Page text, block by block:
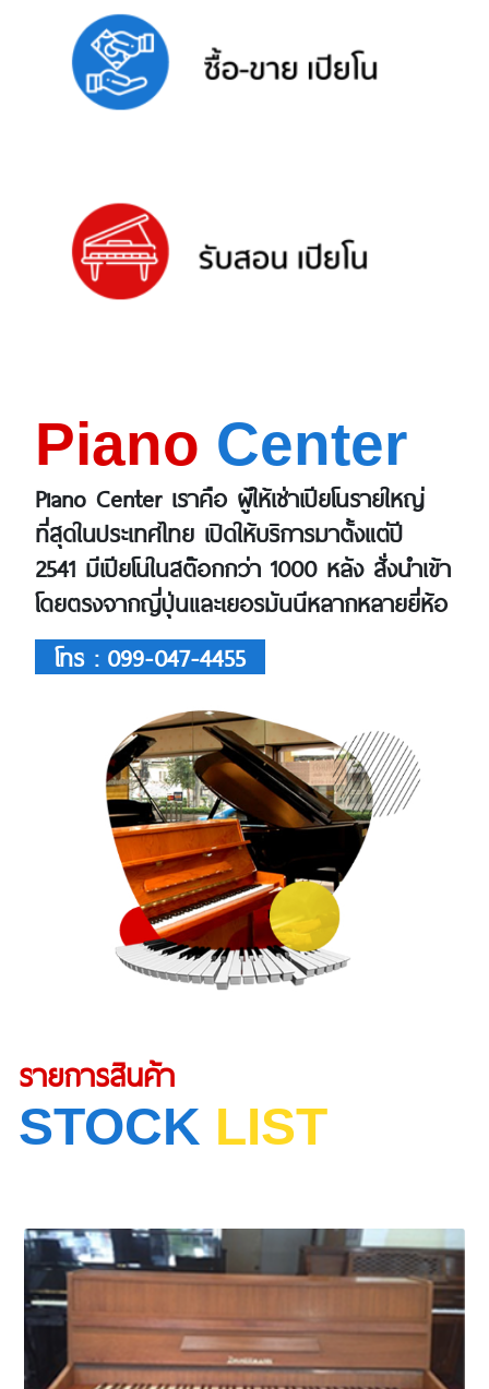
Piano Center
Piano Center เราคือ ผู้ให้เช่าเปียโนรายใหญ่
ที่สุดในประเทศไทย เปิดให้บริการมาตั้งแต่ปี
2541 มีเปียโนในสต๊อกกว่า 1000 หลัง สั่งนำเข้า
โดยตรงจากญี่ปุ่นและเยอรมันนีหลากหลายยี่ห้อ
โทร : 099-047-4455
รายการสินค้า
STOCK LIST